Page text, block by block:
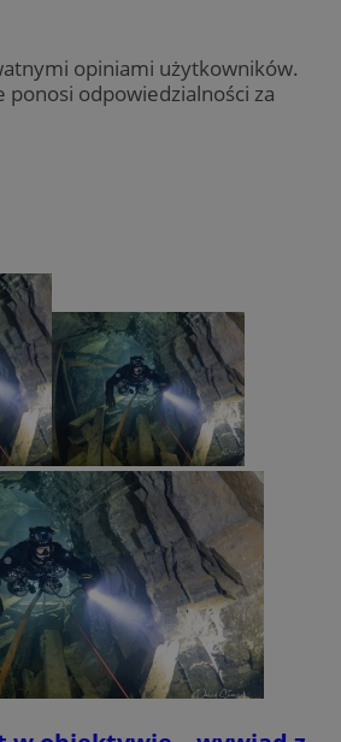
opiniami użytkowników.
ponosi odpowiedzialności za